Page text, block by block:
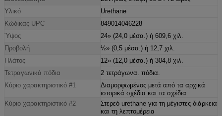
Υλικό
Urethane
Κώδικας UPC
849014046228
Ύψος
24» (24,0 μέσα.) ή 609,6 χιλ.
Προβολή
½» (0,5 μέσα.) ή 12,7 χιλ.
Πλάτος
12» (12,0 μέσα.) ή 304,8 χιλ.
Τετραγωνικά πόδια
2 τετράγωνα. πόδια.
Κύριο χαρακτηριστικό #1
Διαμορφωμένος μετά από τα αρχικά
ιστορικά σχέδια και τα σχέδια
Κύριο χαρακτηριστικό #2
Στερεό urethane για τη μέγιστες διάρκεια
και τη λεπτομέρεια